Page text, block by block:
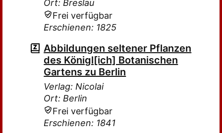
Ort: Breslau
Frei verfügbar
Erschienen: 1825
Abbildungen seltener Pflanzen
des Königl[ich] Botanischen
Gartens zu Berlin
Verlag: Nicolai
Ort: Berlin
Frei verfügbar
Erschienen: 1841